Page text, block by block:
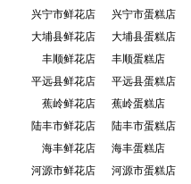
兴宁市鲜花店
兴宁市蛋糕店
大埔县鲜花店
大埔县蛋糕店
丰顺鲜花店
丰顺蛋糕店
平远县鲜花店
平远县蛋糕店
蕉岭鲜花店
蕉岭蛋糕店
陆丰市鲜花店
陆丰市蛋糕店
海丰鲜花店
海丰蛋糕店
河源市鲜花店
河源市蛋糕店